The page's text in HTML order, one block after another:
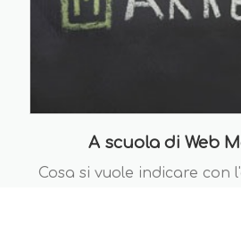
A scuola di Web
Cosa si vuole indicare con